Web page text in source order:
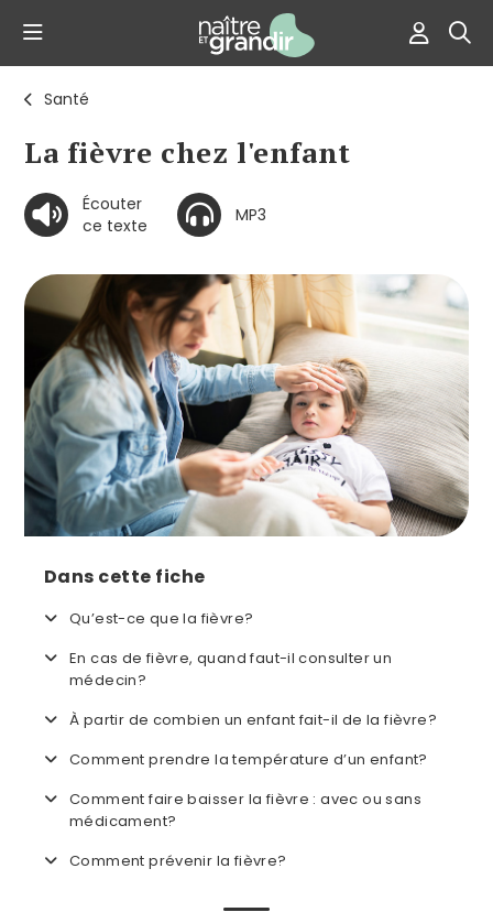
Santé
La fièvre chez l'enfant
Écouter
ce texte
MP3
Dans cette fiche
Qu’est-ce que la fièvre?
En cas de fièvre, quand faut-il consulter un
médecin?
À partir de combien un enfant fait-il de la fièvre?
Comment prendre la température d’un enfant?
Comment faire baisser la fièvre : avec ou sans
médicament?
Comment prévenir la fièvre?